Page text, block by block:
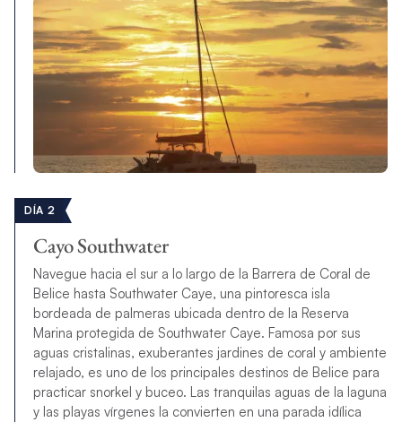
DÍA 2
Cayo Southwater
Navegue hacia el sur a lo largo de la Barrera de Coral de
Belice hasta Southwater Caye, una pintoresca isla
bordeada de palmeras ubicada dentro de la Reserva
Marina protegida de Southwater Caye. Famosa por sus
aguas cristalinas, exuberantes jardines de coral y ambiente
relajado, es uno de los principales destinos de Belice para
practicar snorkel y buceo. Las tranquilas aguas de la laguna
y las playas vírgenes la convierten en una parada idílica